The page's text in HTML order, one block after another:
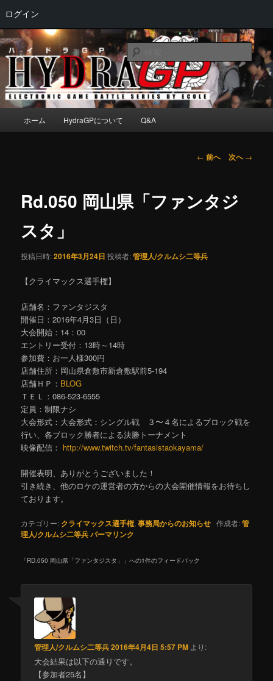
ログイン
メ
イ
ン
ン
テ
ン
HydraGP
Electronic game battle series by ECOLE
検
索
ホーム HydraGPについて Q&A
投
ゲ
ン
← 前へ 次へ→
Rd.050 岡山県「ファンタジ
スタ」
投稿日時:2016年3月24日 投稿者:管理人/クルムシ二等兵
【クライマックス選手権】
店舗名：ファンタジスタ
開催日：2016年4月3日（日）
大会開始：14：00
エントリー受付：13時～14時
参加費：お一人様300円
店舗住所：岡山県倉敷市新倉敷駅前5-194
店舗ＨＰ： BLOG
ＴＥＬ：086-523-6555
定員：制限ナシ
大会形式：大会形式：シングル戦 ３〜４名によるブロック戦を
行い、各ブロック勝者による決勝トーナメント
映像配信： http://www.twitch.tv/fantasistaokayama/
開催表明、ありがとうございました！
引き続き、他のロケの運営者の方からの大会開催情報をお待ちし
ております。
カテゴリー: クライマックス選手権,事務局からのお知らせ 作成者:管
理人/クルムシ二等兵パーマリンク
「RD.050 岡山県「ファンタジスタ」 」への1件のフィードバック
管理人/クルムシ二等兵2016年4月4日 5:57 PM より:
大会結果は以下の通りです。
【参加者25名】